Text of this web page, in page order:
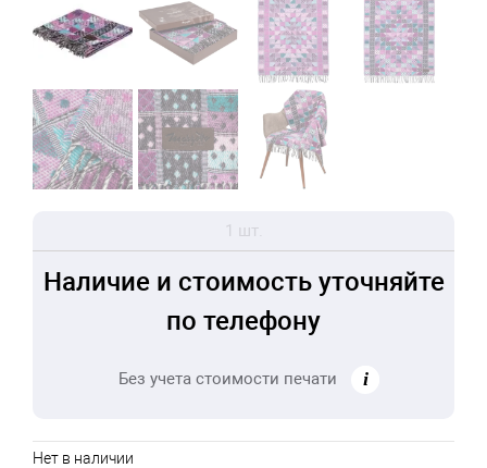
1 шт.
Наличие и стоимость уточняйте
по телефону
Без учета стоимости печати
Нет в наличии